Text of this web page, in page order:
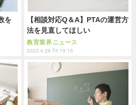
を
【相談対応Q＆A】PTAの運営方
法を見直してほしい
教育業界ニュース
2023.4.28 Fri 19:15